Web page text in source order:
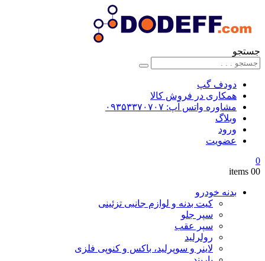
جستجو
دودف گپ
همکاری در فروش کالا
مشاوره واتس آپ: ۰۹۳۵۳۳۷۰۷۰۷
وبلاگ
ورود
عضویت
0
00 items
بدنه خودرو
کیت بدنه و لوازم جانبی تزئینی
سپر جلو
سپر عقب
رولرلید
لاینر و سوپرلید، باکس و کنوپی فلزی